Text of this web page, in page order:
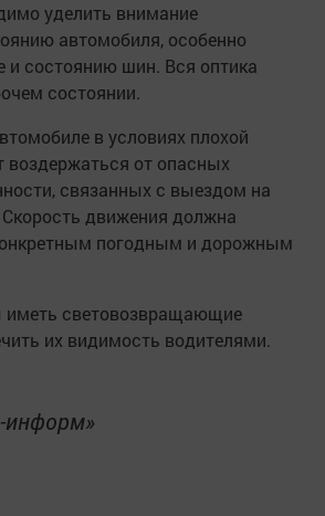
уделить внимание
автомобиля, особенно
и состоянию шин. Вся оптика
состоянии.
в условиях плохой
воздержаться от опасных
связанных с выездом на
движения должна
погодным и дорожным
световозвращающие
их видимость водителями.
информ»